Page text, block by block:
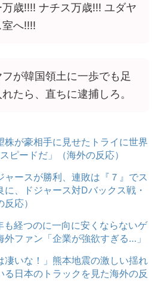
万歳!!!! ナチス万歳!!! ユダヤ
室へ!!!!
が韓国領土に一歩でも足
たら、直ちに逮捕しろ。
株が豪相手に見せたトライに世界
ピードだ」（海外の反応）
ースが勝利、連敗は『７』でス
に、ドジャース対Dバックス戦・
応）
も経つのに一向に安くならないゲ
ファン「企業が強欲すぎる…」
凄いな！」熊本地震の激しい揺れ
る日本のトラックを見た海外の反